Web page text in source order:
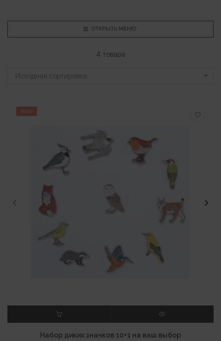
ОТКРЫТЬ МЕНЮ
4 товара
Исходная сортировка
NEW
В КОРЗИНУ ПРОСМОТР
Набор диких значков 10+1 на ваш выбор